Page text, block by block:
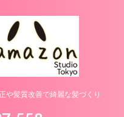
や髪質改善で綺麗な髪づくり